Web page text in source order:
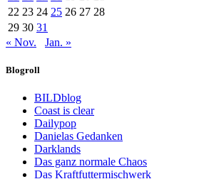
22 23 24 25 26 27 28
29 30 31
« Nov.
Jan. »
Blogroll
BILDblog
Coast is clear
Dailypop
Danielas Gedanken
Darklands
Das ganz normale Chaos
Das Kraftfuttermischwerk